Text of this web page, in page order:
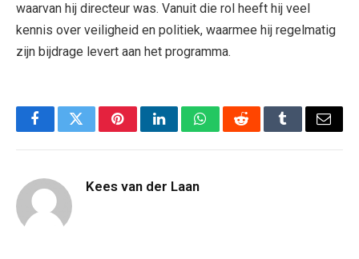
waarvan hij directeur was. Vanuit die rol heeft hij veel
kennis over veiligheid en politiek, waarmee hij regelmatig
zijn bijdrage levert aan het programma.
FacebookTwitterPinterestLinkedInWhatsAppRedditTumblrEmail
Kees van der Laan